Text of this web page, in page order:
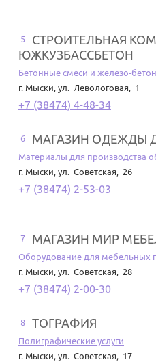
5
СТРОИТЕЛЬНАЯ
ЮЖКУЗБАССБЕТОН
Бетонные смеси и железо-
г. Мыски, ул. Левологовая, 1
+7 (38474) 4-48-34
6 МАГАЗИН ОДЕЖДЫ
Материалы для производства
г. Мыски, ул. Советская, 26
+7 (38474) 2-53-03
7 МАГАЗИН МИР
Оборудование для мебельных
г. Мыски, ул. Советская, 28
+7 (38474) 2-00-30
8 ТОГРАФИЯ
Полиграфические услуги
г. Мыски, ул. Советская, 17